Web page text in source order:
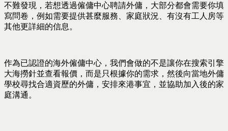
不難發現，若想透過僱傭中心聘請外傭，大部分都會需要你填
寫問卷，例如需要提供甚麼服務、家庭狀況、有沒有工人房等
其他更詳細的信息。
作為已認證的海外僱傭中心，我們會做的不是讓你在搜索引擎
大海撈針並查看報價，而是只根據你的需求，然後向當地外傭
學校尋找合適資歷的外傭，安排來港事宜，並協助加入後的家
庭溝通。